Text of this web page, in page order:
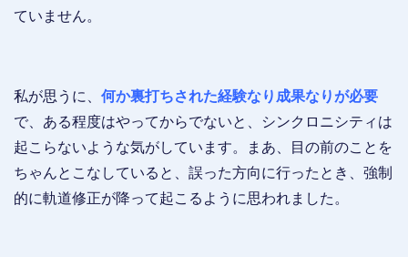
ていません。
私が思うに、 何か裏打ちされた経験なり成果なりが必要
で、ある程度はやってからでないと、シンクロニシティは
起こらないような気がしています。まあ、目の前のことを
ちゃんとこなしていると、誤った方向に行ったとき、強制
的に軌道修正が降って起こるように思われました。